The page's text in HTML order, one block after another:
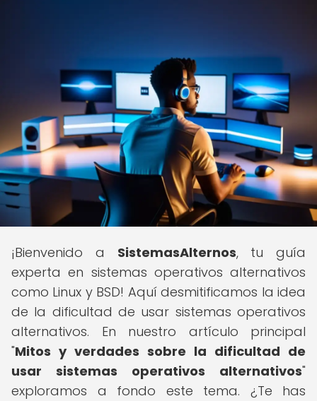
¡Bienvenido a SistemasAlternos, tu guía
experta en sistemas operativos alternativos
como Linux y BSD! Aquí desmitificamos la idea
de la dificultad de usar sistemas operativos
alternativos. En nuestro artículo principal
"Mitos y verdades sobre la dificultad de
usar sistemas operativos alternativos"
exploramos a fondo este tema. ¿Te has